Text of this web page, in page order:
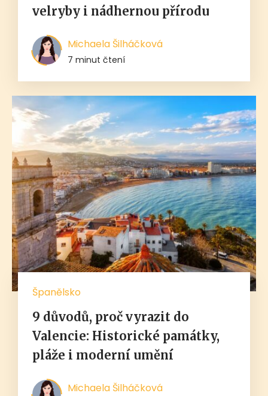
velryby i nádhernou přírodu
Michaela Šilháčková
7 minut čtení
Španělsko
9 důvodů, proč vyrazit do
Valencie: Historické památky,
pláže i moderní umění
Michaela Šilháčková